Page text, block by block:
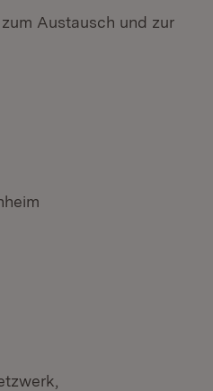
Austausch und zur